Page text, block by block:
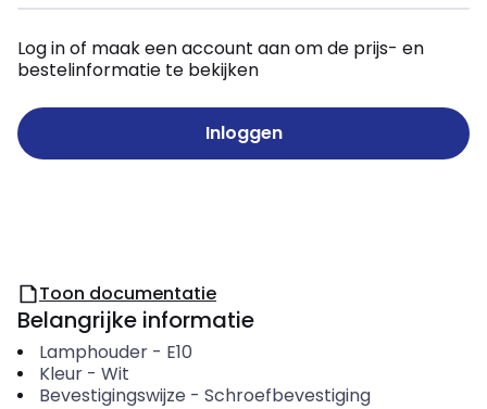
Log in of maak een account aan om de prijs- en
bestelinformatie te bekijken
Inloggen
Toon documentatie
Belangrijke informatie
Lamphouder- E10
Kleur- Wit
Bevestigingswijze - Schroefbevestiging